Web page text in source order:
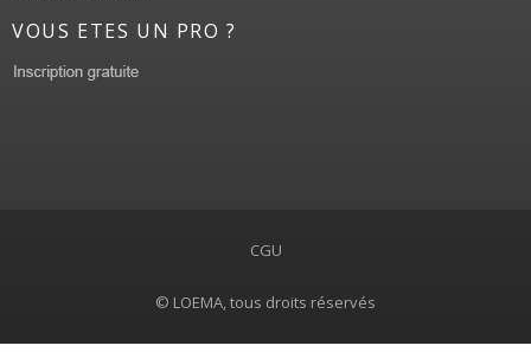
VOUS ETES UN PRO ?
CGU
© LOEMA, tous droits réservés